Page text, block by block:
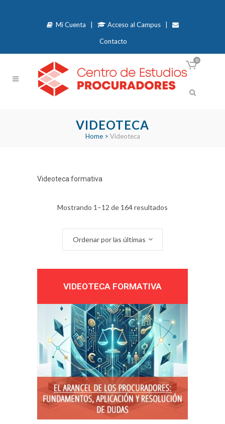
Mi Cuenta Acceso al Campus|
Contacto
0
VIDEOTECA
Home> Videoteca
Videoteca formativa
Mostrando 1–12 de 164 resultados
Ordenar por las últimas
VIDEOTECA FORMATIVA